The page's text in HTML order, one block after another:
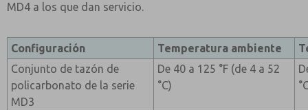
MD4 a los que dan servicio.
Configuración Temperatura ambiente
Conjunto de tazón de
policarbonato de la serie
MD3
De 40 a 125 °F (de 4 a 52
°C)